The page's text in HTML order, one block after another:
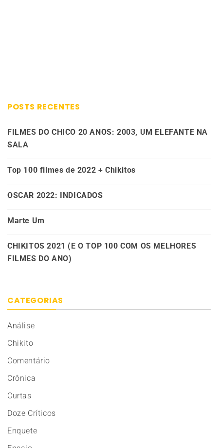
POSTS RECENTES
FILMES DO CHICO 20 ANOS: 2003, UM ELEFANTE NA
SALA
Top 100 filmes de 2022 + Chikitos
OSCAR 2022: INDICADOS
Marte Um
CHIKITOS 2021 (E O TOP 100 COM OS MELHORES
FILMES DO ANO)
CATEGORIAS
Análise
Chikito
Comentário
Crônica
Curtas
Doze Críticos
Enquete